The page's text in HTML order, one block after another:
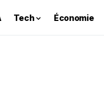
Tech Économie